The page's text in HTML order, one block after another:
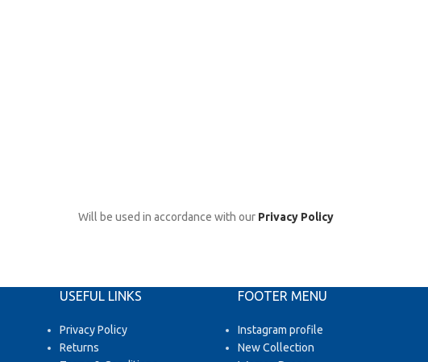
Will be used in accordance with our Privacy Policy
USEFUL LINKS
Privacy Policy
Returns
FOOTER MENU
Instagram profile
New Collection